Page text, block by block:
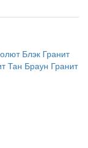
Блэк Гранит
Тан Браун Гранит